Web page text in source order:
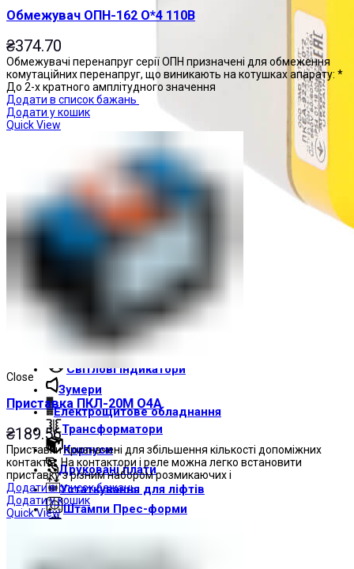
Пости управління
Світлові індикатори
Зумери
Електрощитове обладнання
Трансформатори
Корпуси
Друкованi плати
Устаткування для ліфтів
Штампи Прес-форми
Обмежувач ОПН-162 О*4 110В
₴374.70
Обмежувачі перенапруг серії ОПН призначені для обмеження
комутаційних перенапруг, що виникають на котушках апарату: *
До 2-х кратного амплітудного значення
Додати в список бажань
Додати у кошик
Quick View
Close
Приставка ПКЛ-20М О4А
₴189.56
Приставки призначені для збільшення кількості допоміжних
контактів. На контактори і реле можна легко встановити
приставку з різним набором розмикаючих і
Додати в список бажань
Додати у кошик
Quick View